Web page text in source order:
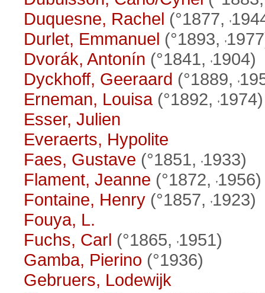
Duquesne, Rachel (°1877,
Durlet, Emmanuel (°1893,
Dvorák, Antonín (°1841, 1904)
Dyckhoff, Geeraard (°1889,
Erneman, Louisa(°1892, 1974)
Esser, Julien
Everaerts, Hypolite
Faes, Gustave (°1851, 1933)
Flament, Jeanne (°1872, 1956)
Fontaine, Henry (°1857, 1923)
Fouya, L.
Fuchs, Carl (°1865, 1951)
Gamba, Pierino (°1936)
Gebruers, Lodewijk